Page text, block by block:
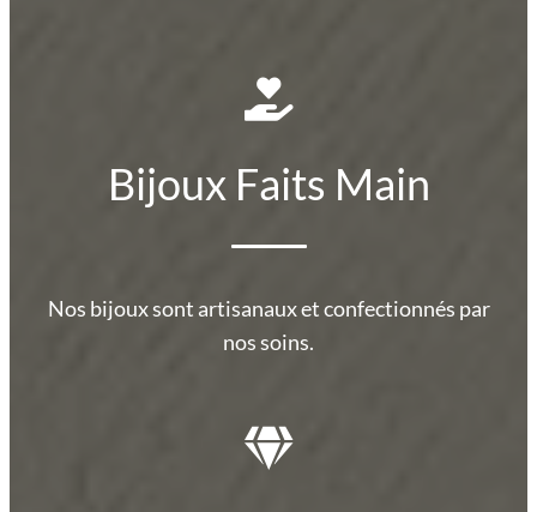
Bijoux Faits Main
Nos bijoux sont artisanaux et confectionnés par
nos soins.